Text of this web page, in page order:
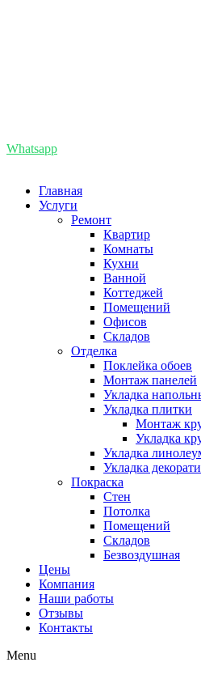
Whatsapp
Главная
Услуги
Ремонт
Квартир
Комнаты
Кухни
Ванной
Коттеджей
Помещений
Офисов
Складов
Отделка
Поклейка обоев
Монтаж панелей
Укладка
Укладка плитки
Монтаж
Укладка
Укладка
Укладка
Покраска
Стен
Потолка
Помещений
Складов
Безвоздушная
Цены
Компания
Наши работы
Отзывы
Контакты
Menu